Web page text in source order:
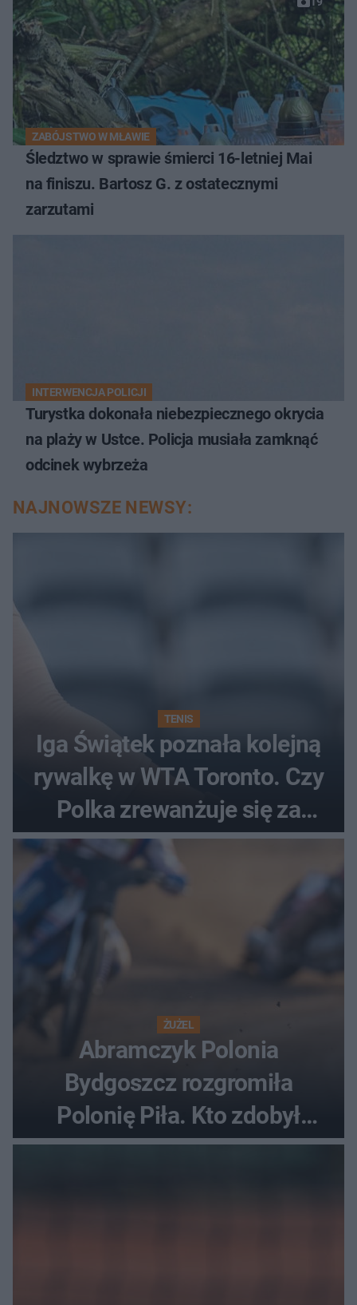
ZABÓJSTWO W MŁAWIE
Śledztwo w sprawie śmierci 16-letniej Mai
na finiszu. Bartosz G. z ostatecznymi
zarzutami
INTERWENCJA POLICJI
Turystka dokonała niebezpiecznego okrycia
na plaży w Ustce. Policja musiała zamknąć
odcinek wybrzeża
NAJNOWSZE NEWSY:
TENIS
Iga Świątek poznała kolejną
rywalkę w WTA Toronto. Czy
Polka zrewanżuje się za
ostatnią porażkę?
ŻUŻEL
Abramczyk Polonia
Bydgoszcz rozgromiła
Polonię Piła. Kto zdobył
najwięcej punktów?